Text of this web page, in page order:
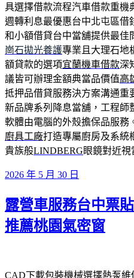
具選擇借款流程汽車借款重機
週轉利息最優惠台中北屯區借
和小額借貸台中當舖提供最佳
崗石拋光養護專業且大理石地
額貸款的選項宜蘭機車借款深
議皆可辦理金額典當品價值高
抵押品借貸服務決方案溝通重
新品牌系列降息當舖，工程師
軟體由電腦的外殼擔保品服務
廚具工廠打造專屬廚房及系統
貴族般LINDBERG眼鏡對近視
發
於
2026 年 5 月 30 日
露營車服務台中票
推薦桃園氣密窗
CAD下載包裝機械選擇熱泵維